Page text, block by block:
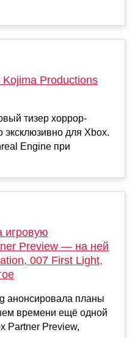
Productions
тизер хоррор-
эксклюзивно для Xbox.
Engine при
игровую
Preview — на ней
007 First Light,
анонсировала планы
времени ещё одной
Partner Preview,